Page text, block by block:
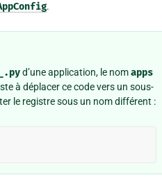
.
d’une application, le nomapps
à déplacer ce code vers un sous-
le registre sous un nom différent :